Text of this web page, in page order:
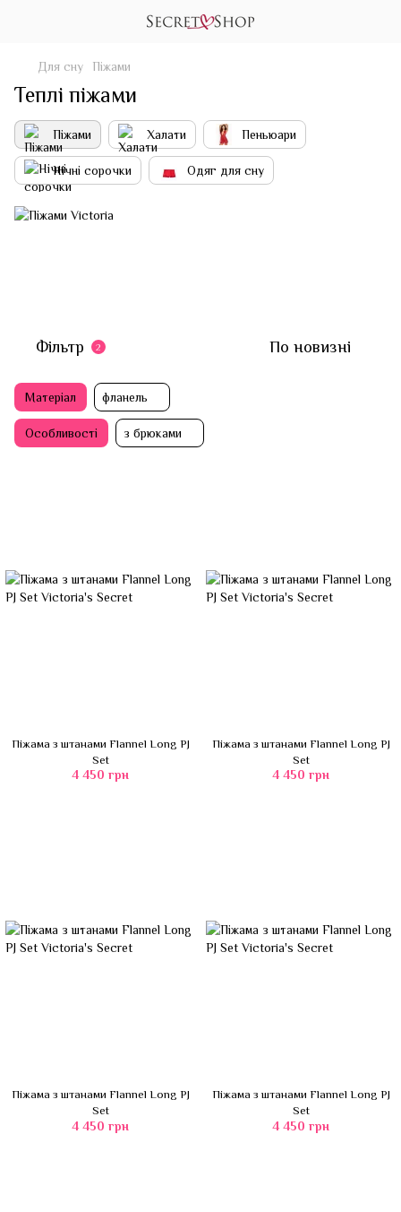
Для сну Піжами
Теплі піжами
Піжами Халати Пеньюари
Нічні сорочки Одяг для сну
Фільтр 2 По новизні
Матеріал фланель
Особливості з брюками
Піжама з штанами Flannel Long PJ
Set
4 450 грн
Піжама з штанами Flannel Long PJ
Set
4 450 грн
Піжама з штанами Flannel Long PJ
Set
4 450 грн
Піжама з штанами Flannel Long PJ
Set
4 450 грн